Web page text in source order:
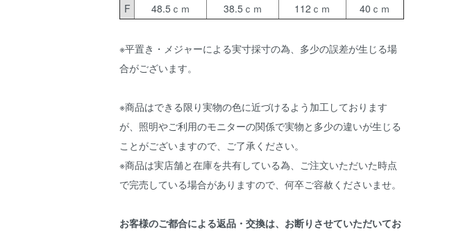
F
48.5ｃｍ 38.5ｃｍ 112ｃｍ 40ｃｍ
※平置き・メジャーによる実寸採寸の為、多少の誤差が生じる場
合がございます。
※商品はできる限り実物の色に近づけるよう加工しております
が、照明やご利用のモニターの関係で実物と多少の違いが生じる
ことがございますので、ご了承ください。
※商品は実店舗と在庫を共有している為、ご注文いただいた時点
で完売している場合がありますので、何卒ご容赦くださいませ。
お客様のご都合による返品・交換は、お断りさせていただいてお